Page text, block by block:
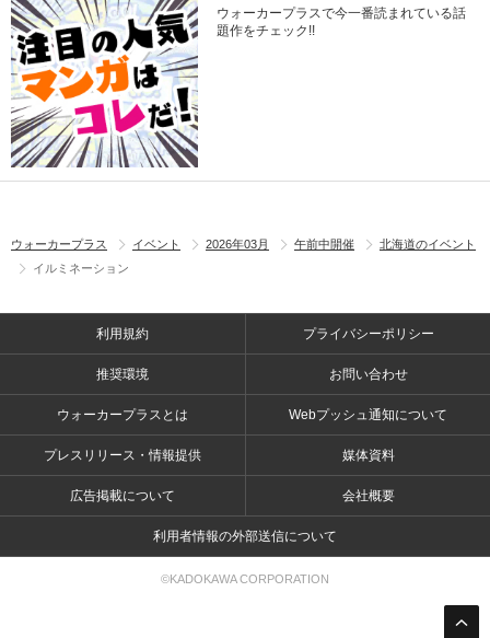
ウォーカープラスで今一番読まれている話
題作をチェック!!
ウォーカープラス イベント 2026年03月 午前中開催
北海道のイベント
イルミネーション
利用規約 プライバシーポリシー
推奨環境 お問い合わせ
ウォーカープラスとは Webプッシュ通知について
プレスリリース・情報提供 媒体資料
広告掲載について 会社概要
利用者情報の外部送信について
©KADOKAWA CORPORATION